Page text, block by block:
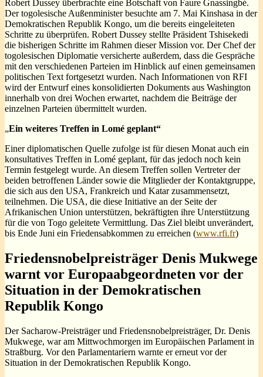
Robert Dussey überbrachte eine Botschaft von Faure Gnassingbé.
Der togolesische Außenminister besuchte am 7. Mai Kinshasa in der
Demokratischen Republik Kongo, um die bereits eingeleiteten
Schritte zu überprüfen. Robert Dussey stellte Präsident Tshisekedi
die bisherigen Schritte im Rahmen dieser Mission vor. Der Chef der
togolesischen Diplomatie versicherte außerdem, dass die Gespräche
mit den verschiedenen Parteien im Hinblick auf einen gemeinsamen
politischen Text fortgesetzt wurden. Nach Informationen von RFI
wird der Entwurf eines konsolidierten Dokuments aus Washington
innerhalb von drei Wochen erwartet, nachdem die Beiträge der
einzelnen Parteien übermittelt wurden.
„Ein weiteres Treffen in Lomé geplant“
Einer diplomatischen Quelle zufolge ist für diesen Monat auch ein
konsultatives Treffen in Lomé geplant, für das jedoch noch kein
Termin festgelegt wurde. An diesem Treffen sollen Vertreter der
beiden betroffenen Länder sowie die Mitglieder der Kontaktgruppe,
die sich aus den USA, Frankreich und Katar zusammensetzt,
teilnehmen. Die USA, die diese Initiative an der Seite der
Afrikanischen Union unterstützen, bekräftigten ihre Unterstützung
für die von Togo geleitete Vermittlung. Das Ziel bleibt unverändert,
bis Ende Juni ein Friedensabkommen zu erreichen (www.rfi.fr)
Friedensnobelpreisträger Denis Mukwege
warnt vor Europaabgeordneten vor der
Situation in der Demokratischen
Republik Kongo
Der Sacharow-Preisträger und Friedensnobelpreisträger, Dr. Denis
Mukwege, war am Mittwochmorgen im Europäischen Parlament in
Straßburg. Vor den Parlamentariern warnte er erneut vor der
Situation in der Demokratischen Republik Kongo.